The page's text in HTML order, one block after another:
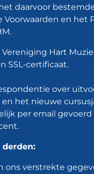
daarvoor
Voorwaarden en het
Hart
SSL-certificaat.
over
het nieuwe
per email gevoerd
ons verstrekte